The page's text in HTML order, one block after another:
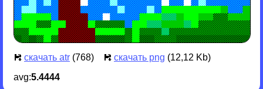
скачать atr (768) скачать png (12,12 Kb)
avg:5.4444